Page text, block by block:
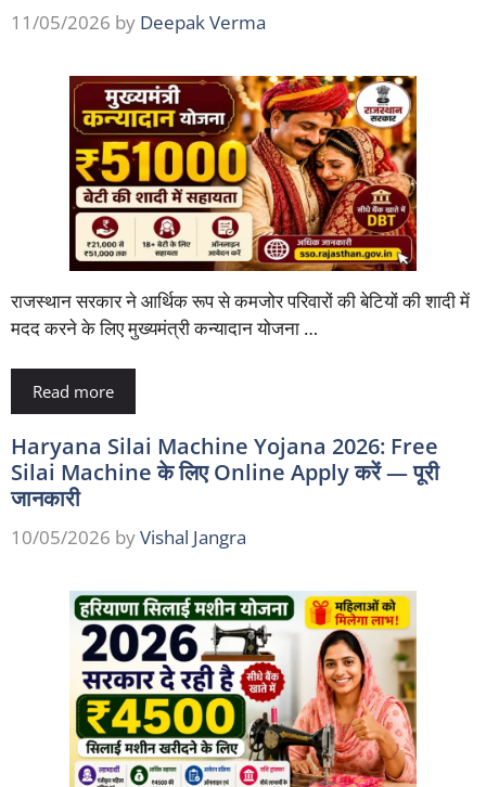
11/05/2026 by Deepak Verma
राजस्थान सरकार ने आर्थिक रूप से कमजोर परिवारों की बेटियों की शादी में
मदद करने के लिए मुख्यमंत्री कन्यादान योजना …
Read more
Haryana Silai Machine Yojana 2026: Free
Silai Machine के लिए Online Apply करें — पूरी
जानकारी
10/05/2026 byVishal Jangra